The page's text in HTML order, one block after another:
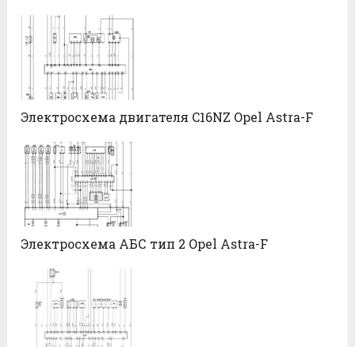
Электросхема двигателя C16NZ Opel Astra-F
Электросхема АБС тип 2 Opel Astra-F